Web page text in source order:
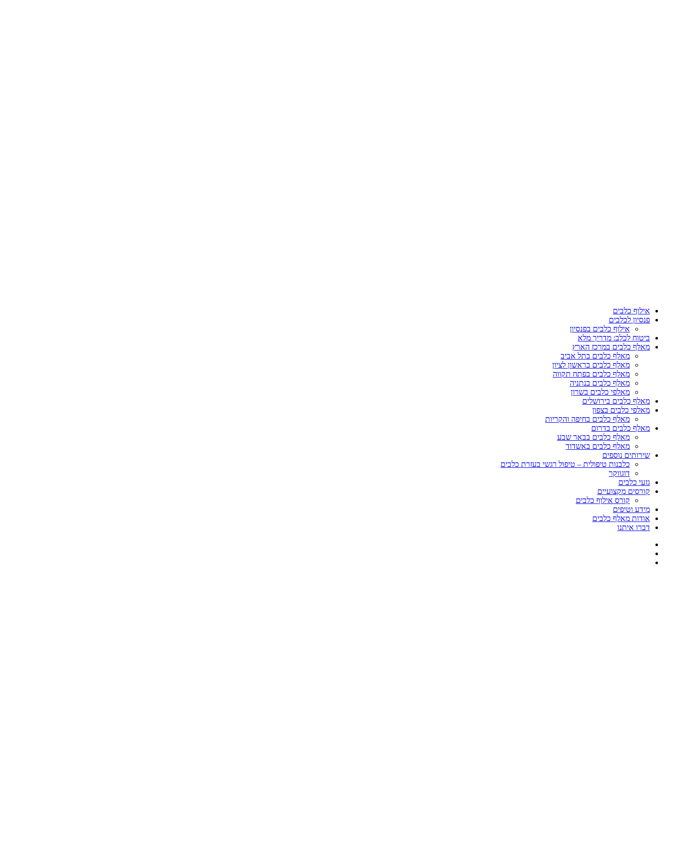
אילוף כלבים
פנסיון לכלבים
אילוף כלבים בפנסיון
ביטוח לכלב: מדריך מלא
מאלף כלבים במרכז הארץ
מאלף כלבים בתל אביב
מאלף כלבים בראשון לציון
מאלף כלבים בפתח תקווה
מאלף כלבים בנתניה
מאלפי כלבים בשרון
מאלף כלבים בירושלים
מאלפי כלבים בצפון
מאלף כלבים בחיפה והקריות
מאלף כלבים בדרום
מאלף כלבים בבאר שבע
מאלף כלבים באשדוד
שירותים נוספים
כלבנות טיפולית – טיפול רגשי בעזרת כלבים
דוגווקר
גזעי כלבים
קורסים מקצועיים
קורס אילוף כלבים
מידע וטיפים
אודות מאלף כלבים
דברו איתנו